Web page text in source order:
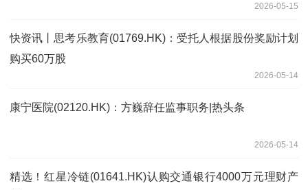
2026-05-15
快资讯丨思考乐教育(01769.HK)：受托人根据股份奖励计划
购买60万股
2026-05-14
康宁医院(02120.HK)：方巍辞任监事职务|热头条
2026-05-14
精选！红星冷链(01641.HK)认购交通银行4000万元理财产